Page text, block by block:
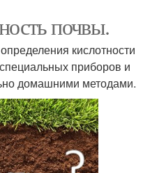
почвы.
кислотности
приборов и
домашними методами.